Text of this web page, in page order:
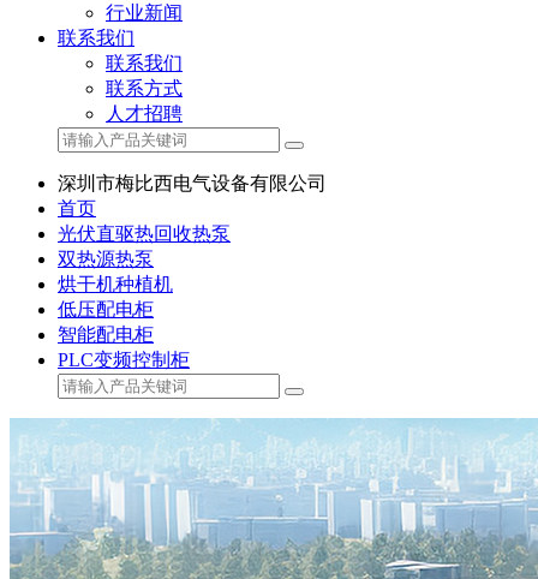
行业新闻
联系我们
联系我们
联系方式
人才招聘
深圳市梅比西电气设备有限公司
首页
光伏直驱热回收热泵
双热源热泵
烘干机种植机
低压配电柜
智能配电柜
PLC变频控制柜